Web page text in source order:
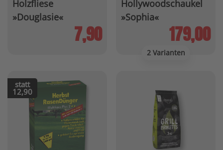
Holzfliese
»Douglasie«
7,90
Hollywoodschaukel
»Sophia«
2 Varianten
179,00
statt
12,90